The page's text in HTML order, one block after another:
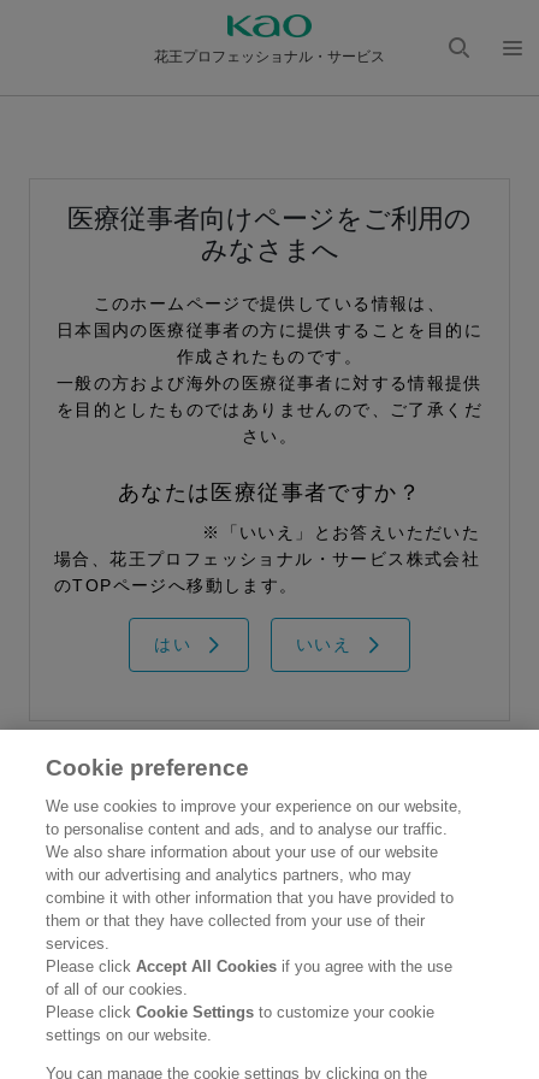
花王プロフェッショナル・サービス
医療従事者向けページをご利用の
みなさまへ
このホームページで提供している情報は、
日本国内の医療従事者の方に提供することを目的に
作成されたものです。
一般の方および海外の医療従事者に対する情報提供
を目的としたものではありませんので、ご了承くだ
さい。
あなたは医療従事者ですか？
※「いいえ」とお答えいただいた
場合、花王プロフェッショナル・サービス株式会社
のTOPページへ移動します。
はい いいえ
情報誌 花王ハイジーンソルーシ
ョン
トップ
製品カタログ
企業情報
個人情報保護方針
ソーシャルメディアポリシー
Cookie preference
We use cookies to improve your experience on our website,
to personalise content and ads, and to analyse our traffic.
We also share information about your use of our website
with our advertising and analytics partners, who may
combine it with other information that you have provided to
them or that they have collected from your use of their
services.
Please clickAccept All Cookies if you agree with the use
of all of our cookies.
Please clickCookie Settingsto customize your cookie
settings on our website.
You can manage the cookie settings by clicking on the